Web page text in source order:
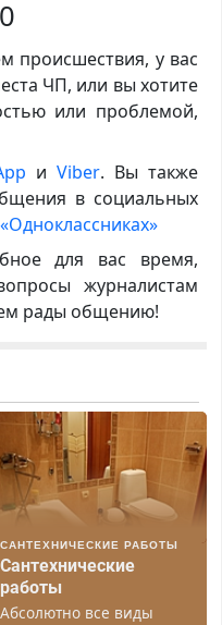
происшествия, у вас
ЧП, или вы хотите
или проблемой,
иViber. Вы также
в социальных
«Одноклассниках»
для вас время,
журналистам
рады общению!
САНТЕХНИЧЕСКИЕ РАБОТЫ
Сантехнические
работы
Абсолютно все виды